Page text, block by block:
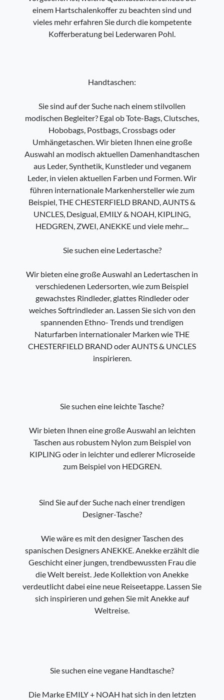
einem Hartschalenkoffer zu beachten sind und
vieles mehr erfahren Sie durch die kompetente
Kofferberatung bei Lederwaren Pohl.
Handtaschen:
Sie sind auf der Suche nach einem stilvollen
modischen Begleiter? Egal ob Tote-Bags, Clutsches,
Hobobags, Postbags, Crossbags oder
Umhängetaschen. Wir bieten Ihnen eine große
Auswahl an modisch aktuellen Damenhandtaschen
aus Leder, Synthetik, Kunstleder und veganem
Leder, in vielen aktuellen Farben und Formen. Wir
führen internationale Markenhersteller wie zum
Beispiel, THE CHESTERFIELD BRAND, AUNTS &
UNCLES, Desigual, EMILY & NOAH, KIPLING,
HEDGREN, ZWEI, ANEKKE und viele mehr....
Sie suchen eine Ledertasche?
Wir bieten eine große Auswahl an Ledertaschen in
verschiedenen Ledersorten, wie zum Beispiel
gewachstes Rindleder, glattes Rindleder oder
weiches Softrindleder an. Lassen Sie sich von den
spannenden Ethno- Trends und trendigen
Naturfarben internationaler Marken wie THE
CHESTERFIELD BRAND oder AUNTS & UNCLES
inspirieren.
Sie suchen eine leichte Tasche?
Wir bieten Ihnen eine große Auswahl an leichten
Taschen aus robustem Nylon zum Beispiel von
KIPLING oder in leichter und edlerer Microseide
zum Beispiel von HEDGREN.
Sind Sie auf der Suche nach einer trendigen
Designer-Tasche?
Wie wäre es mit den designer Taschen des
spanischen Designers ANEKKE. Anekke erzählt die
Geschicht einer jungen, trendbewussten Frau die
die Welt bereist. Jede Kollektion von Anekke
verdeutlicht dabei eine neue Reiseetappe. Lassen Sie
sich inspirieren und gehen Sie mit Anekke auf
Weltreise.
Sie suchen eine vegane Handtasche?
Die Marke EMILY + NOAH hat sich in den letzten